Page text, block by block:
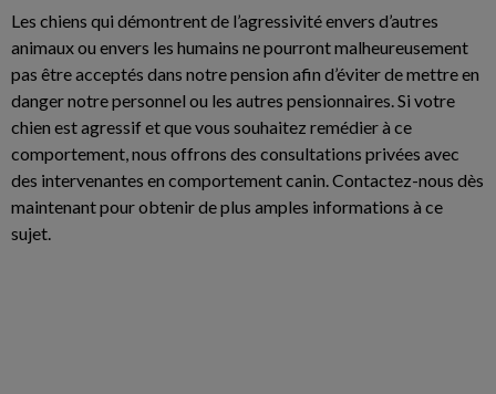
Les chiens qui démontrent de l’agressivité envers d’autres
animaux ou envers les humains ne pourront malheureusement
pas être acceptés dans notre pension afin d’éviter de mettre en
danger notre personnel ou les autres pensionnaires. Si votre
chien est agressif et que vous souhaitez remédier à ce
comportement, nous offrons des consultations privées avec
des intervenantes en comportement canin. Contactez-nous dès
maintenant pour obtenir de plus amples informations à ce
sujet.